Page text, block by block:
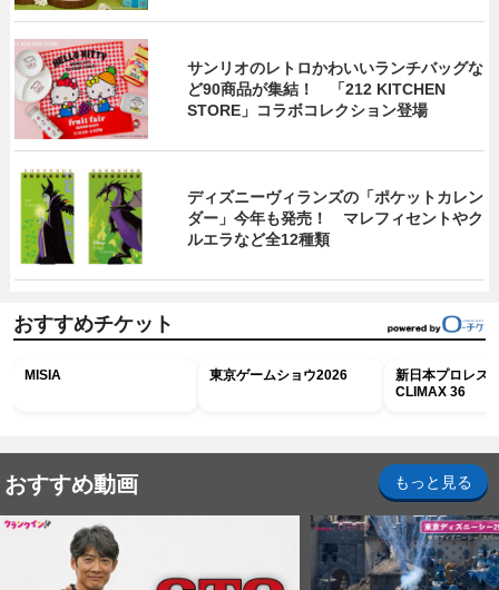
サンリオのレトロかわいいランチバッグな
ど90商品が集結！ 「212 KITCHEN
STORE」コラボコレクション登場
ディズニーヴィランズの「ポケットカレン
ダー」今年も発売！ マレフィセントやク
ルエラなど全12種類
おすすめチケット
MISIA 東京ゲームショウ2026
新日本プロレス
CLIMAX 36
おすすめ動画 もっと見る